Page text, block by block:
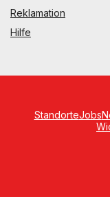
Reklamation
Hilfe
StandorteJobs